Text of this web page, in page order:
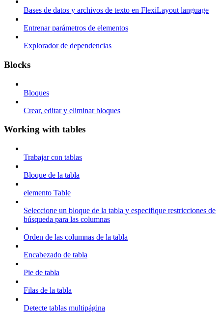
Bases de datos y archivos de texto en FlexiLayout language
Entrenar parámetros de elementos
Explorador de dependencias
Blocks
Bloques
Crear, editar y eliminar bloques
Working with tables
Trabajar con tablas
Bloque de la tabla
elemento Table
Seleccione un bloque de la tabla y especifique restricciones de
búsqueda para las columnas
Orden de las columnas de la tabla
Encabezado de tabla
Pie de tabla
Filas de la tabla
Detecte tablas multipágina